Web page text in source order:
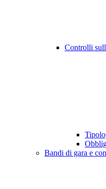
Controlli
Bandi di gara e